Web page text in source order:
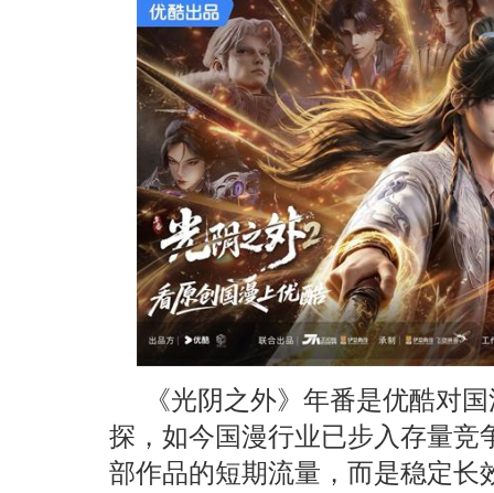
《光阴之外》年番是优酷对
探，如今国漫行业已步入存量竞
部作品的短期流量，而是稳定长